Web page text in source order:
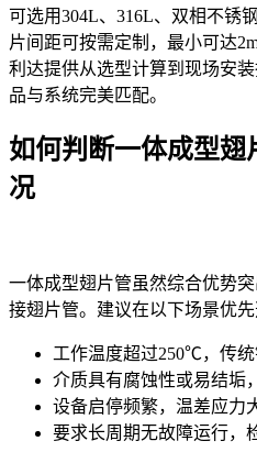
可选用304L、316L、双相不锈
片间距可按需定制，最小可达
利达提供从选型计算到现场安
品与系统完美匹配。
如何判断一体成型
况
一体成型翅片管虽然综合优势
接翅片管。建议在以下场景优先
工作温度超过250℃，传统
介质具有腐蚀性或易结垢
设备启停频繁，温差应力
要求长周期无故障运行，